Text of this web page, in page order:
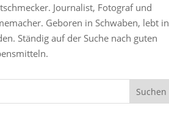
Journalist, Fotograf und
Geboren in Schwaben, lebt in
Ständig auf der Suche nach guten